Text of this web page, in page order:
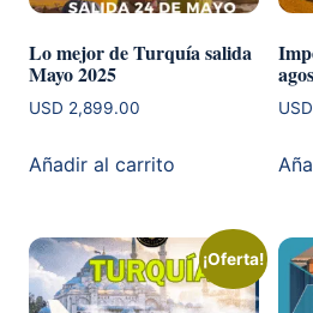
Lo mejor de Turquía salida
Mayo 2025
USD 2,899.00
Añadir al carrito
USD
¡Oferta!